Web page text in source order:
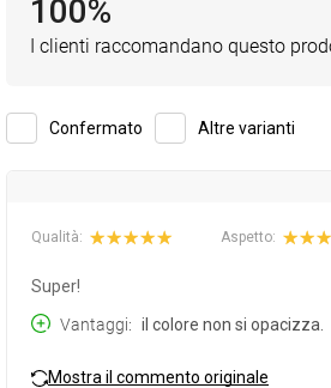
100%
I clienti raccomandano questo
Confermato Altre varianti
Qualità: Aspetto:
Super!
Vantaggi
il colore non si opacizza.
Mostra il commento originale